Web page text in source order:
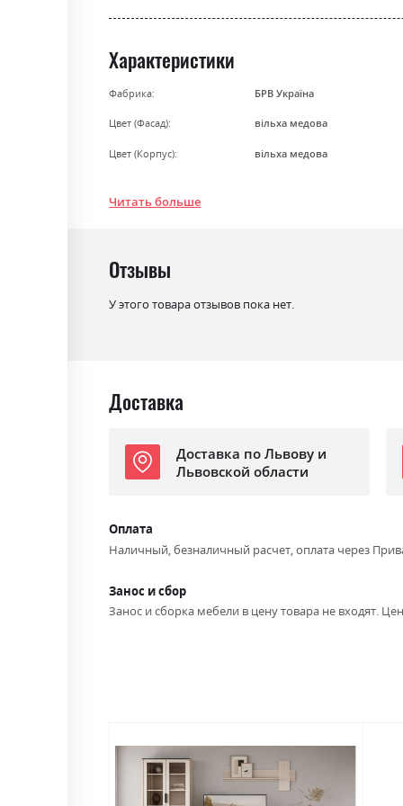
Характеристики
Фабрика: БРВ Україна
Цвет (Фасад): вільха медова
Цвет (Корпус): вільха медова
Читать больше
Отзывы
У этого товара отзывов пока нет.
Доставка
Доставка по Львову и
Львовской области
Оплата
Наличный, безналичный расчет, оплата через
Занос и сбор
Занос и сборка мебели в цену товара не входят.